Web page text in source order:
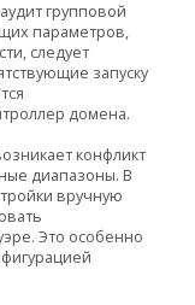
групповой
параметров,
следует
запуску
домена.
конфликт
диапазоны. В
вручную
Это особенно